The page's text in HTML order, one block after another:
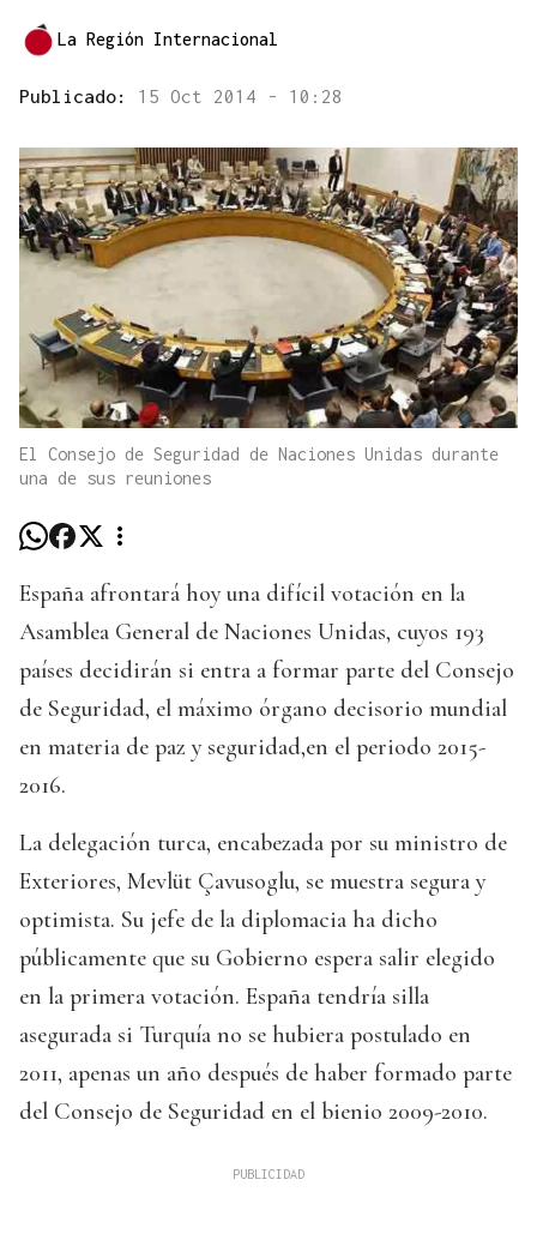
La Región Internacional
Publicado: 15 Oct 2014 - 10:28
El Consejo de Seguridad de Naciones Unidas durante
una de sus reuniones
España afrontará hoy una difícil votación en la
Asamblea General de Naciones Unidas, cuyos 193
países decidirán si entra a formar parte del Consejo
de Seguridad, el máximo órgano decisorio mundial
en materia de paz y seguridad,en el periodo 2015-
2016.
La delegación turca, encabezada por su ministro de
Exteriores, Mevlüt Çavusoglu, se muestra segura y
optimista. Su jefe de la diplomacia ha dicho
públicamente que su Gobierno espera salir elegido
en la primera votación. España tendría silla
asegurada si Turquía no se hubiera postulado en
2011, apenas un año después de haber formado parte
del Consejo de Seguridad en el bienio 2009-2010.